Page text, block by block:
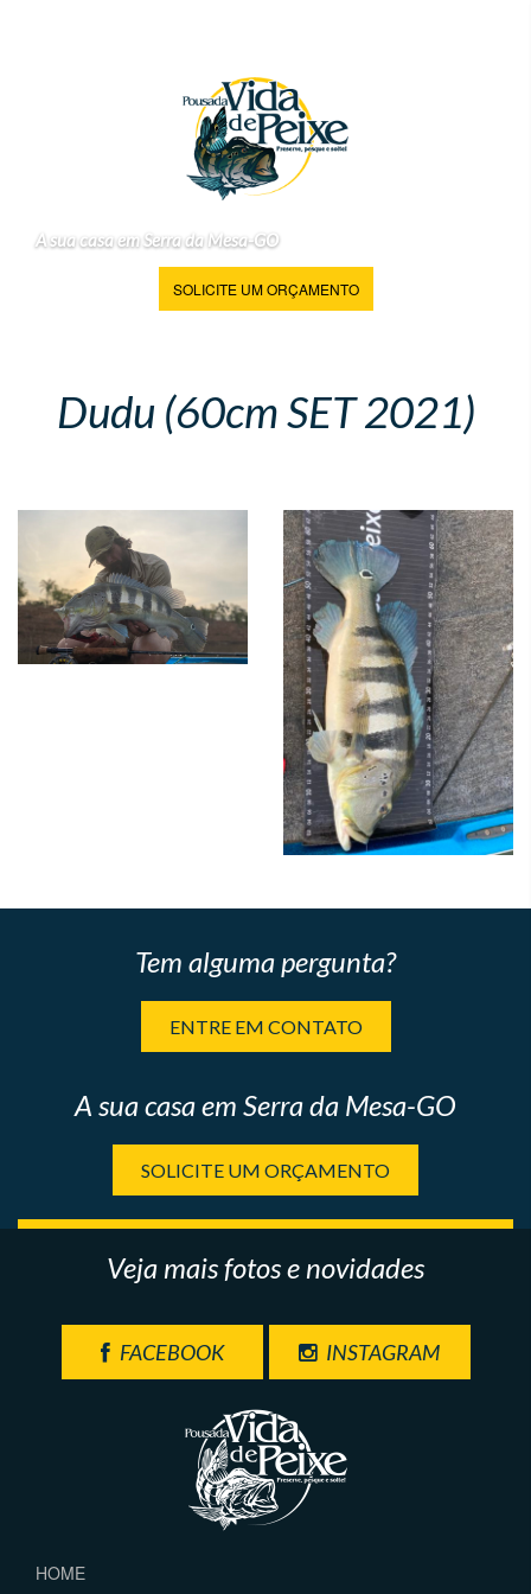
A sua casa em Serra da Mesa-GO
SOLICITE UM ORÇAMENTO
Dudu (60cm SET 2021)
Tem alguma pergunta?
ENTRE EM CONTATO
A sua casa em Serra da Mesa-GO
SOLICITE UM ORÇAMENTO
Veja mais fotos e novidades
FACEBOOK INSTAGRAM
HOME